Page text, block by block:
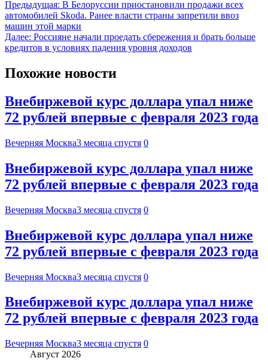
Предыдущая: В Белоруссии приостановили продажи всех
автомобилей Skoda. Ранее власти страны запретили ввоз
машин этой марки
Далее: Россияне начали проедать сбережения и брать больше
кредитов в условиях падения уровня доходов
Похожие новости
Внебиржевой курс доллара упал ниже
72 рублей впервые с февраля 2023 года
Вечерняя Москва3 месяца спустя 0
Внебиржевой курс доллара упал ниже
72 рублей впервые с февраля 2023 года
Вечерняя Москва3 месяца спустя 0
Внебиржевой курс доллара упал ниже
72 рублей впервые с февраля 2023 года
Вечерняя Москва3 месяца спустя 0
Внебиржевой курс доллара упал ниже
72 рублей впервые с февраля 2023 года
Вечерняя Москва3 месяца спустя 0
Август 2026